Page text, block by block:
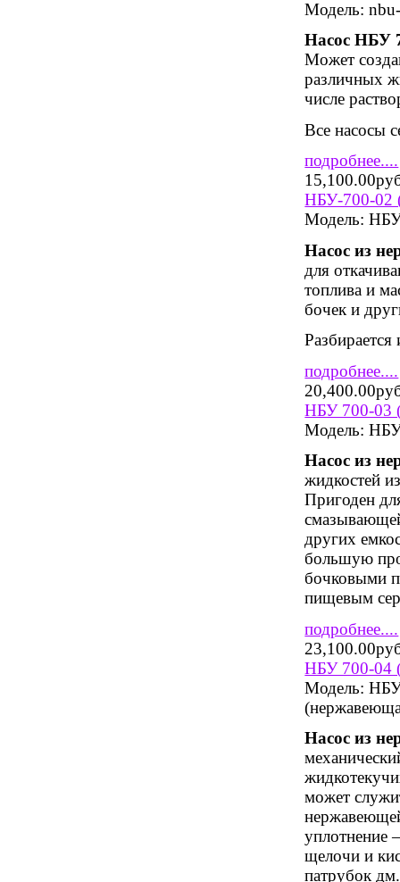
Модель:
Насос НБУ
Может
различных
числе
Все насосы
подробнее....
НБУ-700-02
Модель:
Насос из
для
топлива и
бочек и
подробнее....
НБУ 700-03
Модель: НБУ
Насос из
жидкостей
Пригоден
других
большую
бочковыми
пищевым
подробнее....
НБУ 700-04
Модель: НБУ
Насос из
может
уплотнение
щелочи и
патрубок